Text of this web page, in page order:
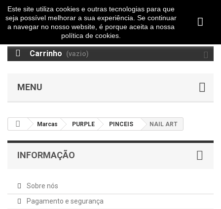
Carrinho (vazio)
MENU
Marcas PURPLE PINCEIS NAIL ART
INFORMAÇÃO
Sobre nós
Pagamento e segurança
Este site utiliza cookies e outras tecnologias para que
seja possível melhorar a sua experiência. Se continuar
a navegar no nosso website, é porque aceita a nossa
política de cookies.